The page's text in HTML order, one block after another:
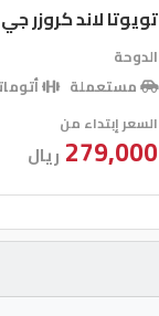
تويوتا لاند كروزر جي
الدوحة
مستعملة
السعر إبتداء من
279,000 ريال